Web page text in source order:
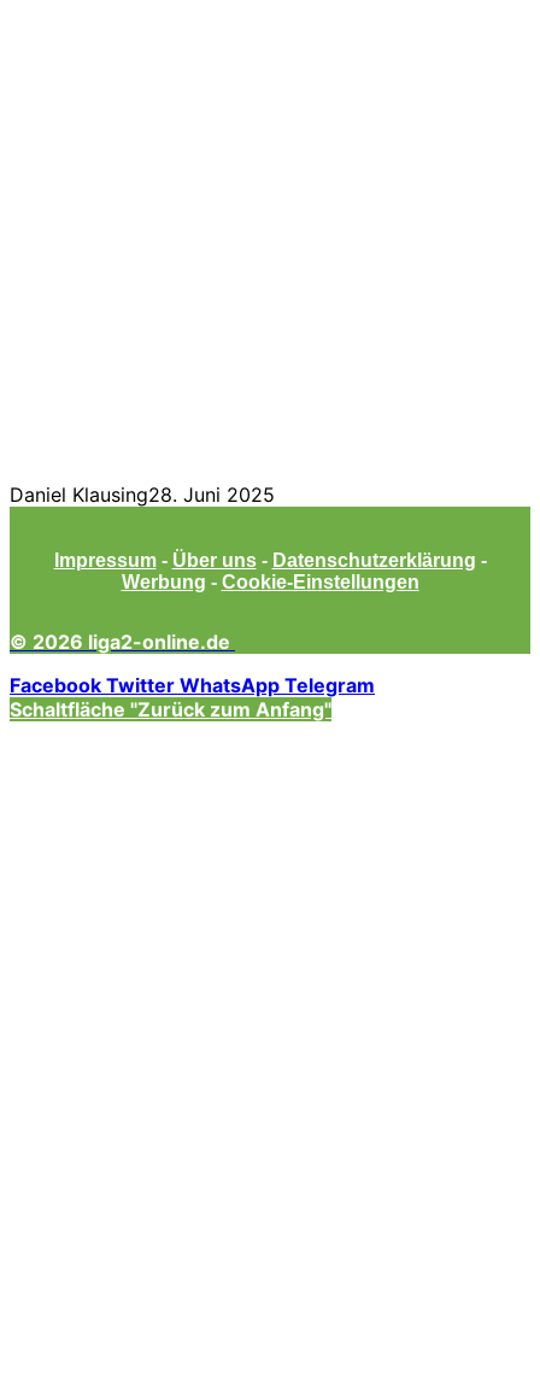
Daniel Klausing28. Juni 2025
Impressum - Über uns - Datenschutzerklärung -
Werbung - Cookie-Einstellungen
© 2026 liga2-online.de
Facebook Twitter WhatsApp Telegram
Schaltfläche "Zurück zum Anfang"